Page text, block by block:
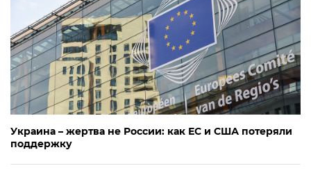
Украина – жертва не России: как ЕС и США потеряли
поддержку